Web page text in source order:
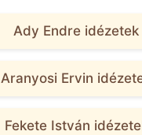
Ady Endre idézetek
Aranyosi Ervin
Fekete István